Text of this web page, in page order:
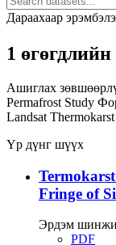
Дараахаар
1
Ашиглах
Permafrost Study
Landsat
Үр дүнг шүүх
Fringe of
Эрдэм
PDF